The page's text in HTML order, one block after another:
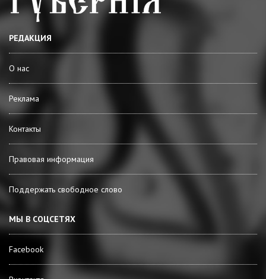
РЕДАКЦИЯ
О нас
Реклама
Контакты
Правовая информация
Поддержать свободное слово
МЫ В СОЦСЕТЯХ
Facebook